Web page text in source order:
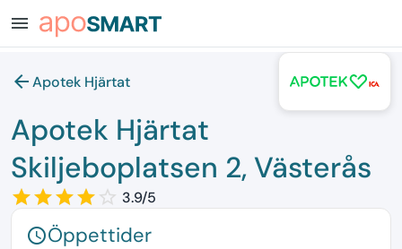
menu
arrow_backApotek Hjärtat
Apotek Hjärtat
Skiljeboplatsen 2, Västerås
star_borderstar_borderstar_borderstar_border star_border
starstarstarstar 3.9/5
scheduleÖppettider